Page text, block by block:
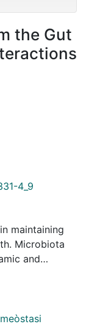
the Gut
4_9
maintaining
Microbiota
and
epithelium
accessing